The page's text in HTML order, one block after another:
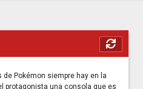
de Pokémon siempre hay en la
protagonista una consola que es